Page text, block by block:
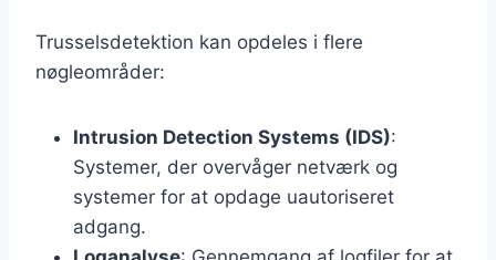
Trusselsdetektion kan opdeles i flere
nøgleområder:
Intrusion Detection Systems (IDS):
Systemer, der overvåger netværk og
systemer for at opdage uautoriseret
adgang.